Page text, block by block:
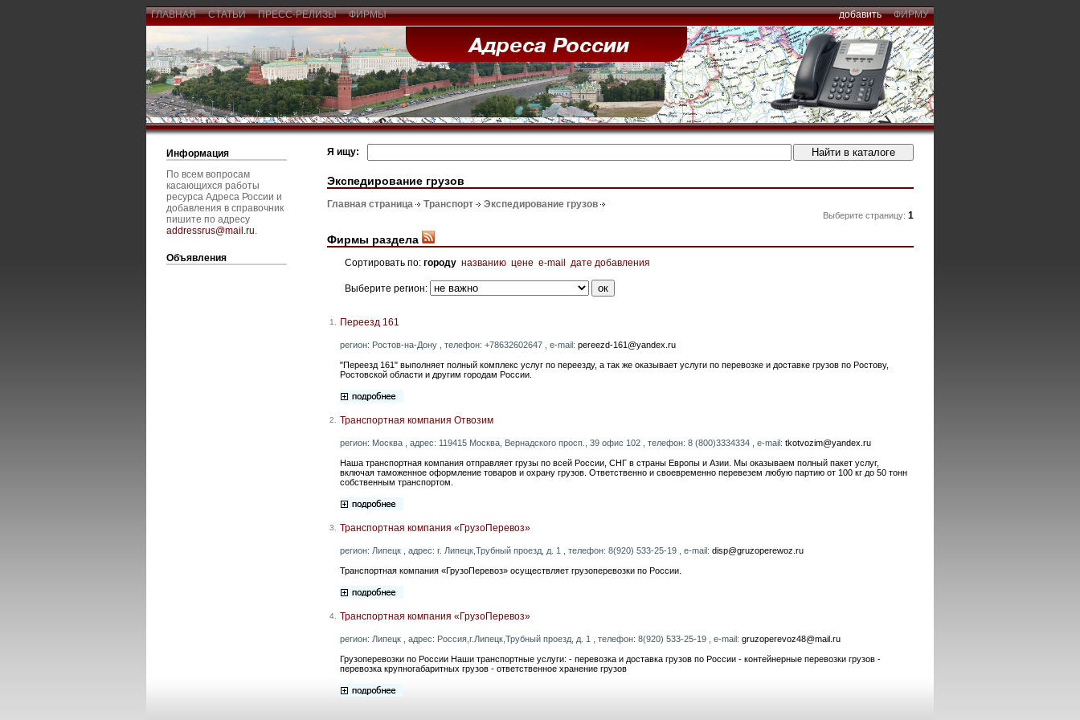
ГЛАВНАЯ СТАТЬИ ПРЕСС-РЕЛИЗЫ ФИРМЫ добавить ФИРМУ
Информация
По всем вопросам
касающихся работы
ресурса Адреса России и
добавления в справочник
пишите по адресу
addressrus@mail.ru.
Объявления
Я ищу:
Экспедирование грузов
Главная страница Транспорт Экспедирование грузов
Выберите страницу: 1
Фирмы раздела
Сортировать по: городу названию цене e-mail дате добавления
Выберите регион:
1. Переезд 161
регион: Ростов-на-Дону , телефон: +78632602647 , e-mail: pereezd-161@yandex.ru
"Переезд 161" выполняет полный комплекс услуг по переезду, а так же оказывает услуги по перевозке и доставке грузов по Ростову,
Ростовской области и другим городам России.
2. Транспортная компания Отвозим
регион: Москва , адрес: 119415 Москва, Вернадского просп., 39 офис 102 , телефон: 8 (800)3334334 , e-mail: tkotvozim@yandex.ru
Наша транспортная компания отправляет грузы по всей России, СНГ в страны Европы и Азии. Мы оказываем полный пакет услуг,
включая таможенное оформление товаров и охрану грузов. Ответственно и своевременно перевезем любую партию от 100 кг до 50 тонн
собственным транспортом.
3. Транспортная компания «ГрузоПеревоз»
регион: Липецк , адрес: г. Липецк,Трубный проезд, д. 1 , телефон: 8(920) 533-25-19 , e-mail: disp@gruzoperewoz.ru
Транспортная компания «ГрузоПеревоз» осуществляет грузоперевозки по России.
4. Транспортная компания «ГрузоПеревоз»
регион: Липецк , адрес: Россия,г.Липецк,Трубный проезд, д. 1 , телефон: 8(920) 533-25-19 , e-mail: gruzoperevoz48@mail.ru
Грузоперевозки по России Наши транспортные услуги: - перевозка и доставка грузов по России - контейнерные перевозки грузов -
перевозка крупногабаритных грузов - ответственное хранение грузов